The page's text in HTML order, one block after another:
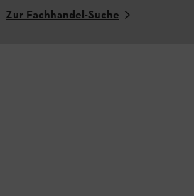
Zur Fachhandel-Suche